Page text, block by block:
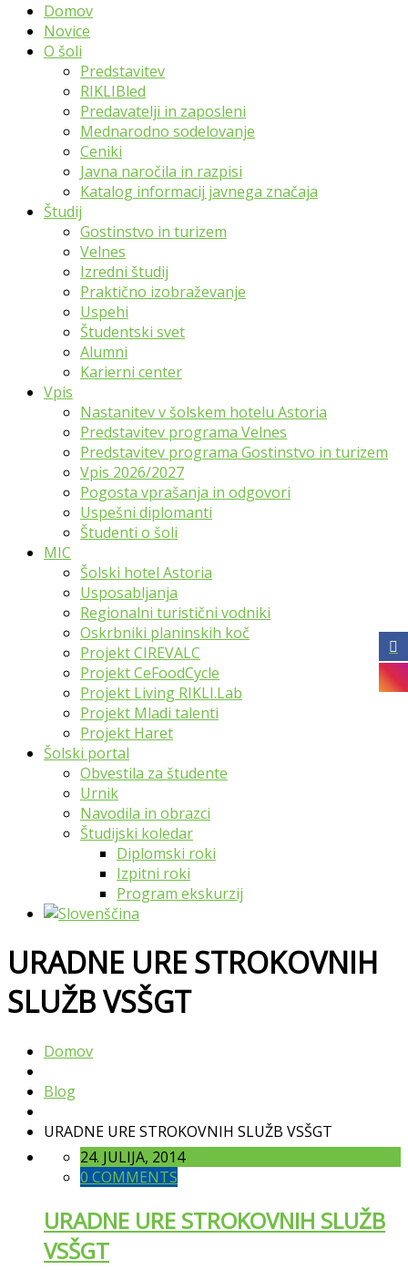
Domov
Novice
O šoli
Predstavitev
RIKLIBled
Predavatelji in zaposleni
Mednarodno sodelovanje
Ceniki
Javna naročila in razpisi
Katalog informacij javnega značaja
Študij
Gostinstvo in turizem
Velnes
Izredni študij
Praktično izobraževanje
Uspehi
Študentski svet
Alumni
Karierni center
Vpis
Nastanitev v šolskem hotelu Astoria
Predstavitev programa Velnes
Predstavitev programa Gostinstvo in turizem
Vpis 2026/2027
Pogosta vprašanja in odgovori
Uspešni diplomanti
Študenti o šoli
MIC
Šolski hotel Astoria
Usposabljanja
Regionalni turistični vodniki
Oskrbniki planinskih koč
Projekt CIREVALC
Projekt CeFoodCycle
Projekt Living RIKLI.Lab
Projekt Mladi talenti
Projekt Haret
Šolski portal
Obvestila za študente
Urnik
Navodila in obrazci
Študijski koledar
Diplomski roki
Izpitni roki
Program ekskurzij
URADNE URE STROKOVNIH
SLUŽB VSŠGT
Domov
Blog
URADNE URE STROKOVNIH SLUŽB VSŠGT
24. JULIJA, 2014
0 COMMENTS
URADNE URE STROKOVNIH SLUŽB
VSŠGT